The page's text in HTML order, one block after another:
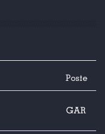
Poste
GAR